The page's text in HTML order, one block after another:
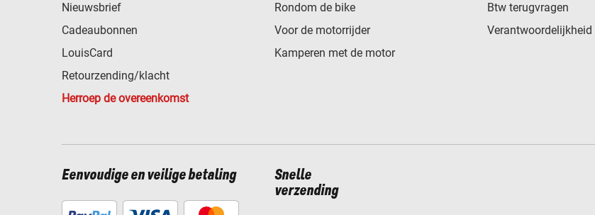
Nieuwsbrief
Cadeaubonnen
LouisCard
Retourzending/klacht
Herroep de overeenkomst
Rondom de bike
Voor de motorrijder
Kamperen met de motor
Btw terugvragen
Verantwoordelijkheid
Eenvoudige en veilige betaling
Snelle
verzending